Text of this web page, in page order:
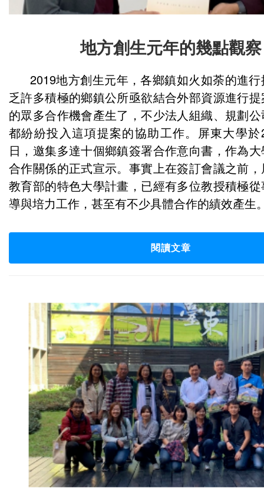
地方創生元年的幾點觀察
2019地方創生元年，各鄉鎮如火如荼的進
乏許多積極的鄉鎮公所亟欲結合外部資源進行
的眾多合作機會產生了，不少法人組織、規劃
都紛紛投入這項提案的協助工作。屏東大學於
日，邀集多達十個鄉鎮簽署合作意向書，作為
合作關係的正式宣示。事實上在簽訂會議之前
教育部的特色大學計畫，已經有多位教授積極
導與培力工作，甚至有不少具體合作的績效產生
閱讀文章